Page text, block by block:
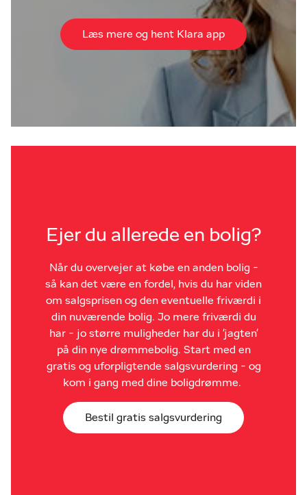
Læs mere og hent Klara app
Ejer du allerede en bolig?
Når du overvejer at købe en anden bolig -
så kan det være en fordel, hvis du har viden
om salgsprisen og den eventuelle friværdi i
din nuværende bolig. Jo mere friværdi du
har - jo større muligheder har du i 'jagten'
på din nye drømmebolig. Start med en
gratis og uforpligtende salgsvurdering - og
kom i gang med dine boligdrømme.
Bestil gratis salgsvurdering